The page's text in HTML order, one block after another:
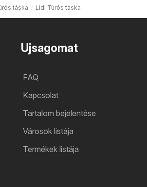
táska Lidl Túrós táska
Ujsagomat
FAQ
Kapcsolat
Tartalom bejelentése
Városok listája
Termékek listája